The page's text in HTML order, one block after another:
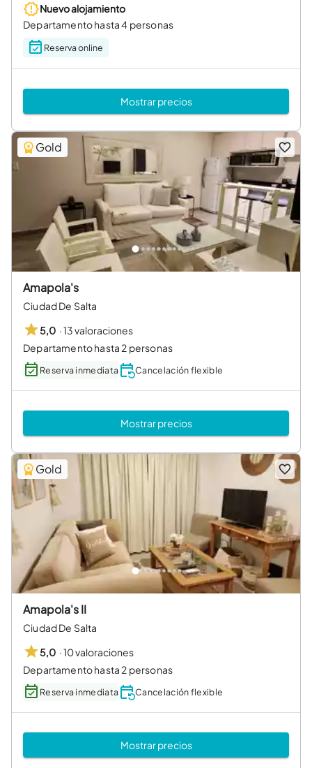
Nuevo alojamiento
Departamento hasta 4 personas
Reserva online
Mostrar precios
Gold
Amapola's
Ciudad De Salta
5,0 ·13 valoraciones
Departamento hasta 2 personas
Reserva inmediata Cancelación flexible
Mostrar precios
Gold
Amapola's II
Ciudad De Salta
5,0 ·10 valoraciones
Departamento hasta 2 personas
Reserva inmediata Cancelación flexible
Mostrar precios